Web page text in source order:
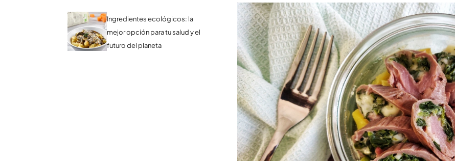
Ingredientes ecológicos: la
mejor opción para tu salud y el
futuro del planeta